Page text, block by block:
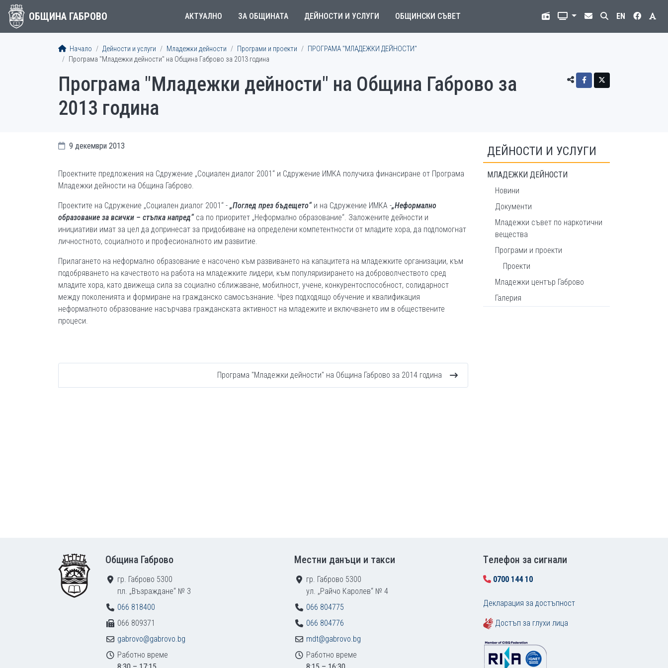
ОБЩИНА ГАБРОВО АКТУАЛНО ЗА ОБЩИНАТА ДЕЙНОСТИ И УСЛУГИ ОБЩИНСКИ СЪВЕТ EN
Начало Дейности и услуги Младежки дейности Програми и проекти
ПРОГРАМА "МЛАДЕЖКИ ДЕЙНОСТИ"
Програма "Младежки дейности" на Община Габрово за 2013 година
Програма "Младежки дейности" на Община Габрово за
2013 година
9 декември 2013
Проектните предложения на Сдружение „Социален диалог 2001“ и Сдружение ИМКА получиха финансиране от Програма
Младежки дейности на Община Габрово.
Проектите на Сдружение „Социален диалог 2001“ - „Поглед през бъдещето“ и на Сдружение ИМКА -„Неформално
образование за всички – стъпка напред“са по приоритет „Неформално образование“. Заложените дейности и
инициативи имат за цел да допринесат за придобиване на определени компетентности от младите хора, да подпомогнат
личностното, социалното и професионалното им развитие.
Прилагането на неформално образование е насочено към развиването на капацитета на младежките организации, към
подобряването на качеството на работа на младежките лидери, към популяризирането на доброволчеството сред
младите хора, като движеща сила за социално сближаване, мобилност, учене, конкурентоспособност, солидарност
между поколенията и формиране на гражданско самосъзнание. Чрез подходящо обучение и квалификация
неформалното образование насърчава гражданската активност на младежите и включването им в обществените
процеси.
Програма "Младежки дейности" на Община Габрово за 2014 година
ДЕЙНОСТИ И УСЛУГИ
МЛАДЕЖКИ ДЕЙНОСТИ
Новини
Документи
Младежки съвет по наркотични
вещества
Програми и проекти
Проекти
Младежки център Габрово
Галерия
Община Габрово
гр. Габрово 5300
пл. „Възраждане“ № 3
066 818400
066 809371
gabrovo@gabrovo.bg
Работно време
Местни данъци и такси
гр. Габрово 5300
ул. „Райчо Каролев“ № 4
066 804775
066 804776
mdt@gabrovo.bg
Работно време
Tелефон за сигнали
0700 144 10
Декларация за достъпност
Достъп за глухи лица